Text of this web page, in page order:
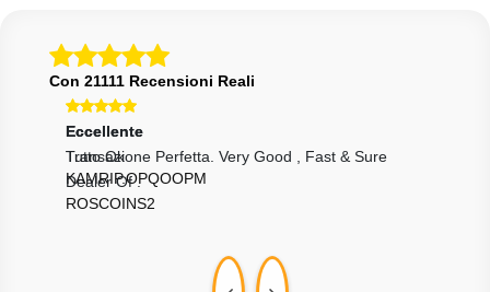
Con 21111 Recensioni Reali
Eccellente
Transazione Perfetta. Very Good , Fast & Sure
Dealer Of .
ROSCOINS2
Eccellente
Tutto Ok
KAMRIP.OPQOOPM